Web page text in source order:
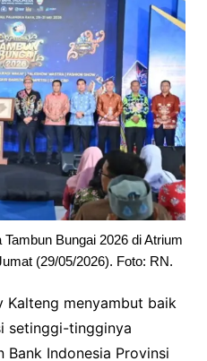
Bungai 2026 di Atrium
(29/05/2026). Foto: RN.
Kalteng menyambut baik
setinggi-tingginya
Bank Indonesia Provinsi